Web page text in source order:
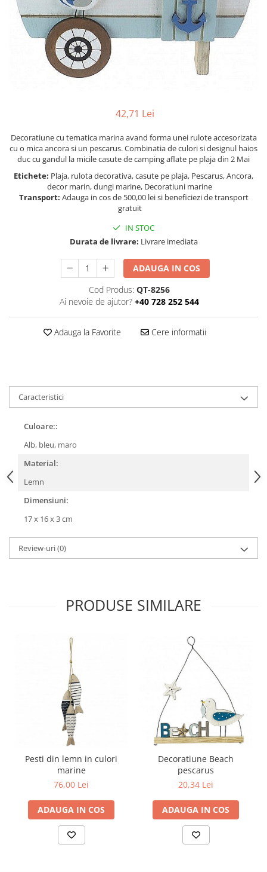
Barci, vapoare, ambarcatiuni
Pesti
Decoratiuni care se agata
42,71 Lei
Decoratiune cu tematica marina avand forma unei rulote accesorizata
cu o mica ancora si un pescarus. Combinatia de culori si designul haios
duc cu gandul la micile casute de camping aflate pe plaja din 2 Mai
Etichete: Plaja, rulota decorativa, casute pe plaja, Pescarus, Ancora,
decor marin, dungi marine, Decoratiuni marine
Transport: Adauga in cos de 500,00 lei si beneficiezi de transport
gratuit
IN STOC
Durata de livrare: Livrare imediata
ADAUGA IN COS
Cod Produs: QT-8256
Ai nevoie de ajutor? +40 728 252 544
Adauga la Favorite Cere informatii
Caracteristici
Culoare::
Alb, bleu, maro
Material:
Lemn
Dimensiuni:
17 x 16 x 3 cm
Review-uri(0)
PRODUSE SIMILARE
Pesti din lemn in culori
marine
76,00 Lei
ADAUGA IN COS
Decoratiune Beach
pescarus
20,34 Lei
ADAUGA IN COS